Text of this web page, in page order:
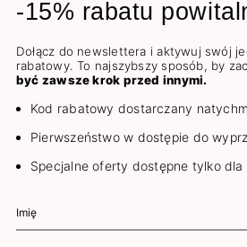
-15% rabatu
Dołącz do newslettera i aktywuj swój
rabatowy. To najszybszy sposób, by
być zawsze krok przed innymi.
Kod rabatowy dostarczany
Pierwszeństwo w dostępie do
Specjalne oferty dostępne tylko dla